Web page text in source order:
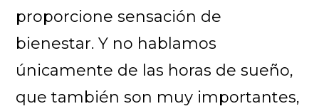
proporcione sensación de
bienestar. Y no hablamos
únicamente de las horas de sueño,
que también son muy importantes,